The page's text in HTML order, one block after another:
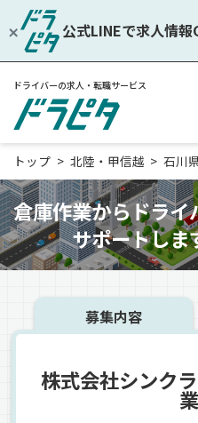
公式LINEで求人情報
ドライバーの求人・転職サービス
トップ 北陸・甲信越 石川
倉庫作業からドラ
サポートしま
募集内容
株式会社シンク